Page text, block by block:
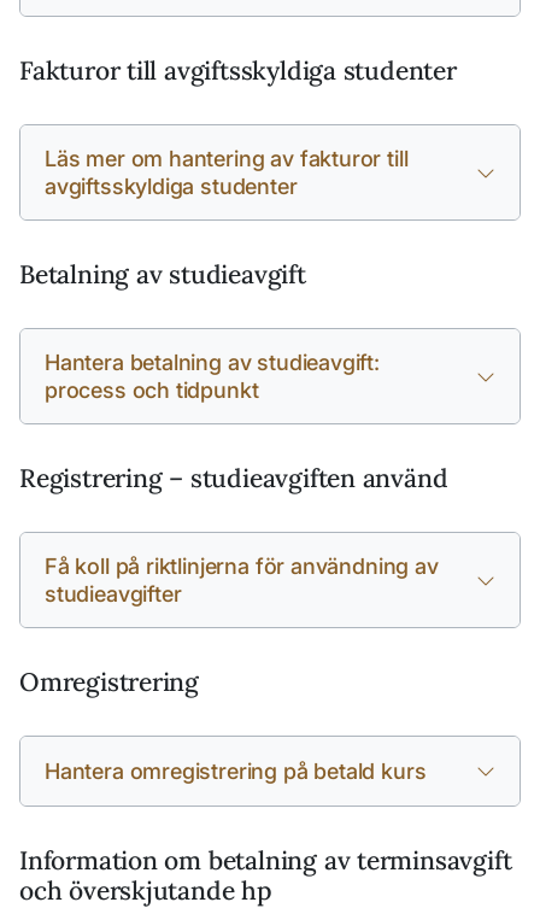
Fakturor till avgiftsskyldiga studenter
Läs mer om hantering av fakturor till
avgiftsskyldiga studenter
Betalning av studieavgift
Hantera betalning av studieavgift:
process och tidpunkt
Registrering – studieavgiften använd
Få koll på riktlinjerna för användning av
studieavgifter
Omregistrering
Hantera omregistrering på betald kurs
Information om betalning av terminsavgift
och överskjutande hp